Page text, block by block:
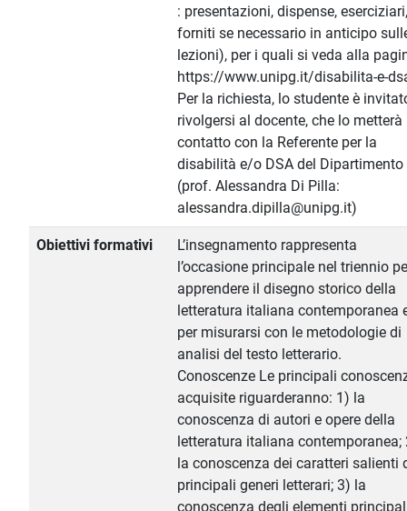
: presentazioni, dispense, eserciziari,
forniti se necessario in anticipo
lezioni), per i quali si veda alla
https://www.unipg.it/disabilita-e-
Per la richiesta, lo studente è
rivolgersi al docente, che lo metterà
contatto con la Referente per la
disabilità e/o DSA del Dipartimento
(prof. Alessandra Di Pilla:
alessandra.dipilla@unipg.it)
Obiettivi formativi
L’insegnamento rappresenta
l’occasione principale nel triennio
apprendere il disegno storico della
letteratura italiana contemporanea
per misurarsi con le metodologie di
analisi del testo letterario.
Conoscenze Le principali
acquisite riguarderanno: 1) la
conoscenza di autori e opere della
letteratura italiana contemporanea;
la conoscenza dei caratteri salienti
principali generi letterari; 3) la
conoscenza degli elementi